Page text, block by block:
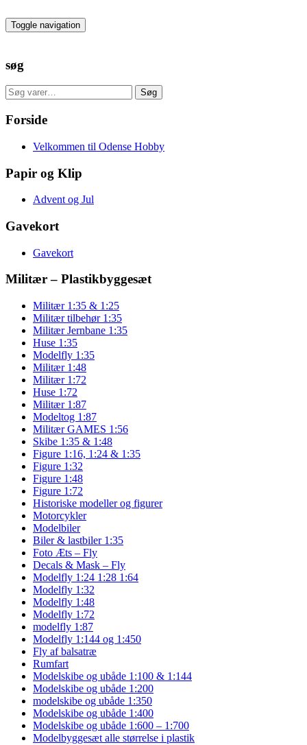
to
the
Toggle navigation
søg
Søg
efter:
Søg
Forside
Velkommen til Odense Hobby
Papir og Klip
Advent og Jul
Gavekort
Gavekort
Militær – Plastikbyggesæt
Militær 1:35 & 1:25
Militær tilbehør 1:35
Militær Jernbane 1:35
Huse 1:35
Modelfly 1:35
Militær 1:48
Militær 1:72
Huse 1:72
Militær 1:87
Modeltog 1:87
Militær GAMES 1:56
Skibe 1:35 & 1:48
Figure 1:16, 1:24 & 1:35
Figure 1:32
Figure 1:48
Figure 1:72
Historiske modeller og figurer
Motorcykler
Modelbiler
Biler & lastbiler 1:35
Foto Æts – Fly
Decals & Mask – Fly
Modelfly 1:24 1:28 1:64
Modelfly 1:32
Modelfly 1:48
Modelfly 1:72
modelfly 1:87
Modelfly 1:144 og 1:450
Fly af balsatræ
Rumfart
Modelskibe og ubåde 1:100 & 1:144
Modelskibe og ubåde 1:200
modelskibe og ubåde 1:350
Modelskibe og ubåde 1:400
Modelskibe og ubåde 1:600 – 1:700
Modelbyggesæt alle størrelse i plastik